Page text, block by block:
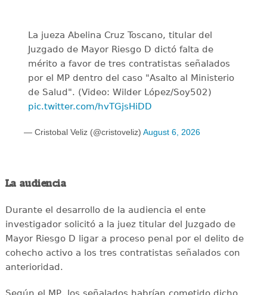
La jueza Abelina Cruz Toscano, titular del
Juzgado de Mayor Riesgo D dictó falta de
mérito a favor de tres contratistas señalados
por el MP dentro del caso "Asalto al Ministerio
de Salud". (Video: Wilder López/Soy502)
pic.twitter.com/hvTGjsHiDD
— Cristobal Veliz (@cristoveliz) August 6, 2026
La audiencia
Durante el desarrollo de la audiencia el ente
investigador solicitó a la juez titular del Juzgado de
Mayor Riesgo D ligar a proceso penal por el delito de
cohecho activo a los tres contratistas señalados con
anterioridad.